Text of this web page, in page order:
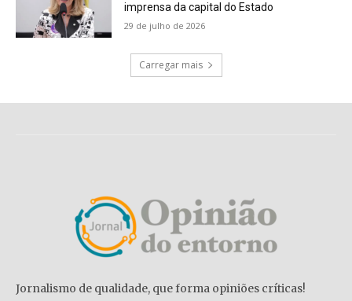
imprensa da capital do Estado
29 de julho de 2026
Carregar mais
Jornalismo de qualidade, que forma opiniões críticas!